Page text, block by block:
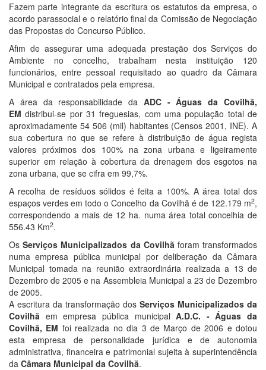
Fazem parte integrante da escritura os estatutos da empresa, o
acordo parassocial e o relatório final da Comissão de Negociação
das Propostas do Concurso Público.
Afim de assegurar uma adequada prestação dos Serviços do
Ambiente no concelho, trabalham nesta instituição 120
funcionários, entre pessoal requisitado ao quadro da Câmara
Municipal e contratados pela empresa.
A área da responsabilidade da ADC - Águas da Covilhã,
EM distribui-se por 31 freguesias, com uma população total de
aproximadamente 54 506 (mil) habitantes (Censos 2001, INE). A
sua cobertura no que se refere à distribuição de água regista
valores próximos dos 100% na zona urbana e ligeiramente
superior em relação à cobertura da drenagem dos esgotos na
zona urbana, que se cifra em 99,7%.
A recolha de resíduos sólidos é feita a 100%. A área total dos
espaços verdes em todo o Concelho da Covilhã é de 122.179 m2,
correspondendo a mais de 12 ha. numa área total concelhia de
556.43 Km2.
OsServiços Municipalizados da Covilhãforam transformados
numa empresa pública municipal por deliberação da Câmara
Municipal tomada na reunião extraordinária realizada a 13 de
Dezembro de 2005 e na Assembleia Municipal a 23 de Dezembro
de 2005.
A escritura da transformação dos Serviços Municipalizados da
Covilhã em empresa pública municipalA.D.C. - Águas da
Covilhã, EM foi realizada no dia 3 de Março de 2006 e dotou
esta empresa de personalidade jurídica e de autonomia
administrativa, financeira e patrimonial sujeita à superintendência
da Câmara Municipal da Covilhã.